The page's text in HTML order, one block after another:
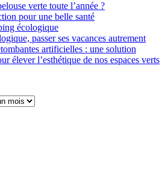
verte toute l’année ?
pour une belle santé
écologique
passer ses vacances autrement
artificielles : une solution
élever l’esthétique de nos espaces verts